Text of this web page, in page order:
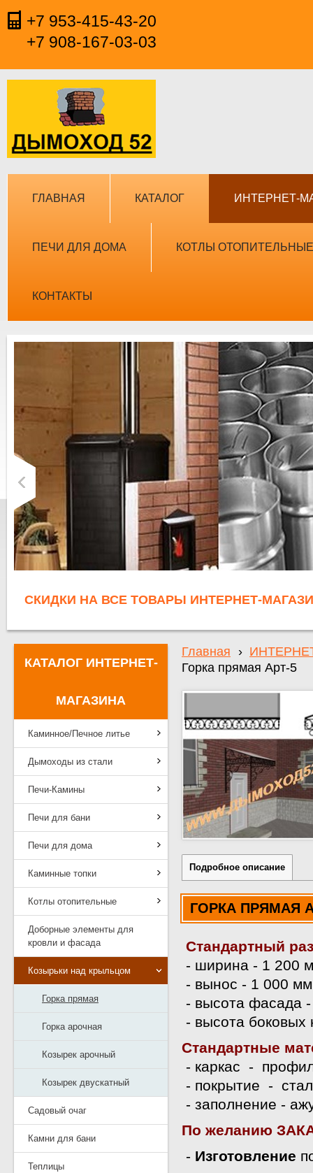
+7 953-415-43-20
+7 908-167-03-03
ГЛАВНАЯ КАТАЛОГ ИНТЕРНЕТ-
ПЕЧИ ДЛЯ ДОМА КОТЛЫ ОТОПИТЕЛЬНЫЕ
КОНТАКТЫ
СКИДКИ НА ВСЕ ТОВАРЫ ИНТЕРНЕТ-
КАТАЛОГ ИНТЕРНЕТ-
МАГАЗИНА
Каминное/Печное литье
Дымоходы из стали
Печи-Камины
Печи для бани
Печи для дома
Каминные топки
Котлы отопительные
Доборные элементы для
кровли и фасада
Козырьки над крыльцом
Горка прямая
Горка арочная
Козырек арочный
Козырек двускатный
Садовый очаг
Камни для бани
Теплицы
Главная ›
Горка прямая Арт-5
Подробное описание
ГОРКА ПРЯМАЯ
Стандартный
- ширина - 1 200
- вынос - 1 000
- высота фасада
- высота
Стандартные
- каркас -
- покрытие -
- заполнение -
По желанию
- Изготовление